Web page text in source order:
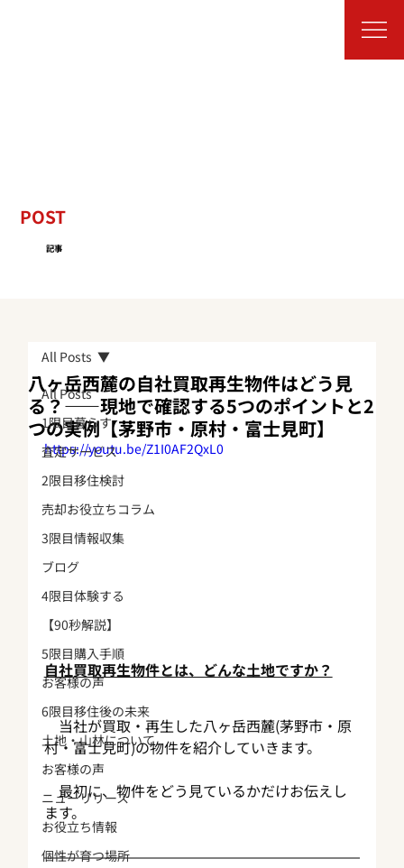
POST
記事
All Posts
1限目暮らす
査定サービス
2限目移住検討
売却お役立ちコラム
3限目情報収集
ブログ
4限目体験する
【90秒解説】
5限目購入手順
お客様の声
6限目移住後の未来
土地・山林について
お客様の声
ニューリリース
お役立ち情報
個性が育つ場所
All Posts
八ヶ岳西麓の自社買取再生物件はどう見
る？——現地で確認する5つのポイントと2
つの実例【茅野市・原村・富士見町】
https://youtu.be/Z1I0AF2QxL0
自社買取再生物件とは、どんな土地ですか？
当社が買取・再生した八ヶ岳西麓(茅野市・原
村・富士見町)の物件を紹介していきます。
最初に、物件をどう見ているかだけお伝えし
ます。